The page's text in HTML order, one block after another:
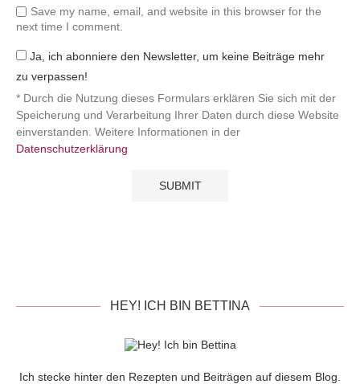
Save my name, email, and website in this browser for the
next time I comment.
Ja, ich abonniere den Newsletter, um keine Beiträge mehr
zu verpassen!
* Durch die Nutzung dieses Formulars erklären Sie sich mit der
Speicherung und Verarbeitung Ihrer Daten durch diese Website
einverstanden. Weitere Informationen in der
Datenschutzerklärung
HEY! ICH BIN BETTINA
Ich stecke hinter den Rezepten und Beiträgen auf diesem Blog.